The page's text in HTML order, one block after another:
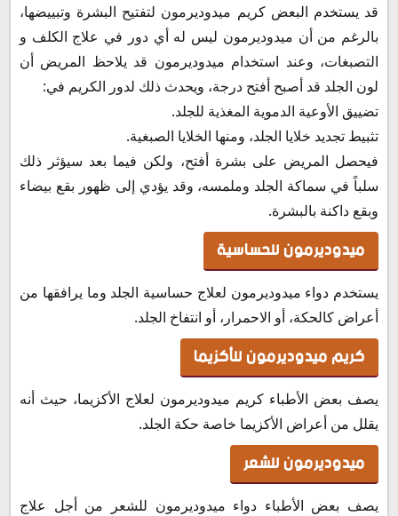
قد يستخدم البعض كريم ميدوديرمون لتفتيح البشرة وتبييضها،
بالرغم من أن ميدوديرمون ليس له أي دور في علاج الكلف و
التصبغات، وعند استخدام ميدوديرمون قد يلاحظ المريض أن
لون الجلد قد أصبح أفتح درجة، ويحدث ذلك لدور الكريم في:
تضييق الأوعية الدموية المغذية للجلد.
تثبيط تجديد خلايا الجلد، ومنها الخلايا الصبغية.
فيحصل المريض على بشرة أفتح، ولكن فيما بعد سيؤثر ذلك
سلباً في سماكة الجلد وملمسه، وقد يؤدي إلى ظهور بقع بيضاء
وبقع داكنة بالبشرة.
ميدوديرمون للحساسية
يستخدم دواء ميدوديرمون لعلاج حساسية الجلد وما يرافقها من
أعراض كالحكة، أو الاحمرار، أو انتفاخ الجلد.
كريم ميدوديرمون للأكزيما
يصف بعض الأطباء كريم ميدوديرمون لعلاج الأكزيما، حيث أنه
يقلل من أعراض الأكزيما خاصة حكة الجلد.
ميدوديرمون للشعر
يصف بعض الأطباء دواء ميدوديرمون للشعر من أجل علاج